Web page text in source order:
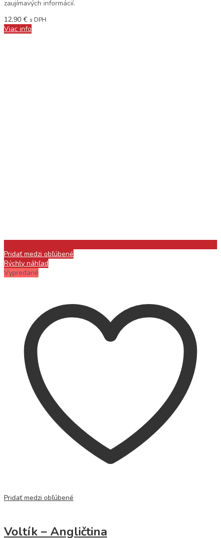
zaujímavých informácií.
12,90 € s DPH
Viac info
Pridať medzi obľúbené
Rýchly náhľad
Vypredané
Pridať medzi obľúbené
Voltík – Angličtina